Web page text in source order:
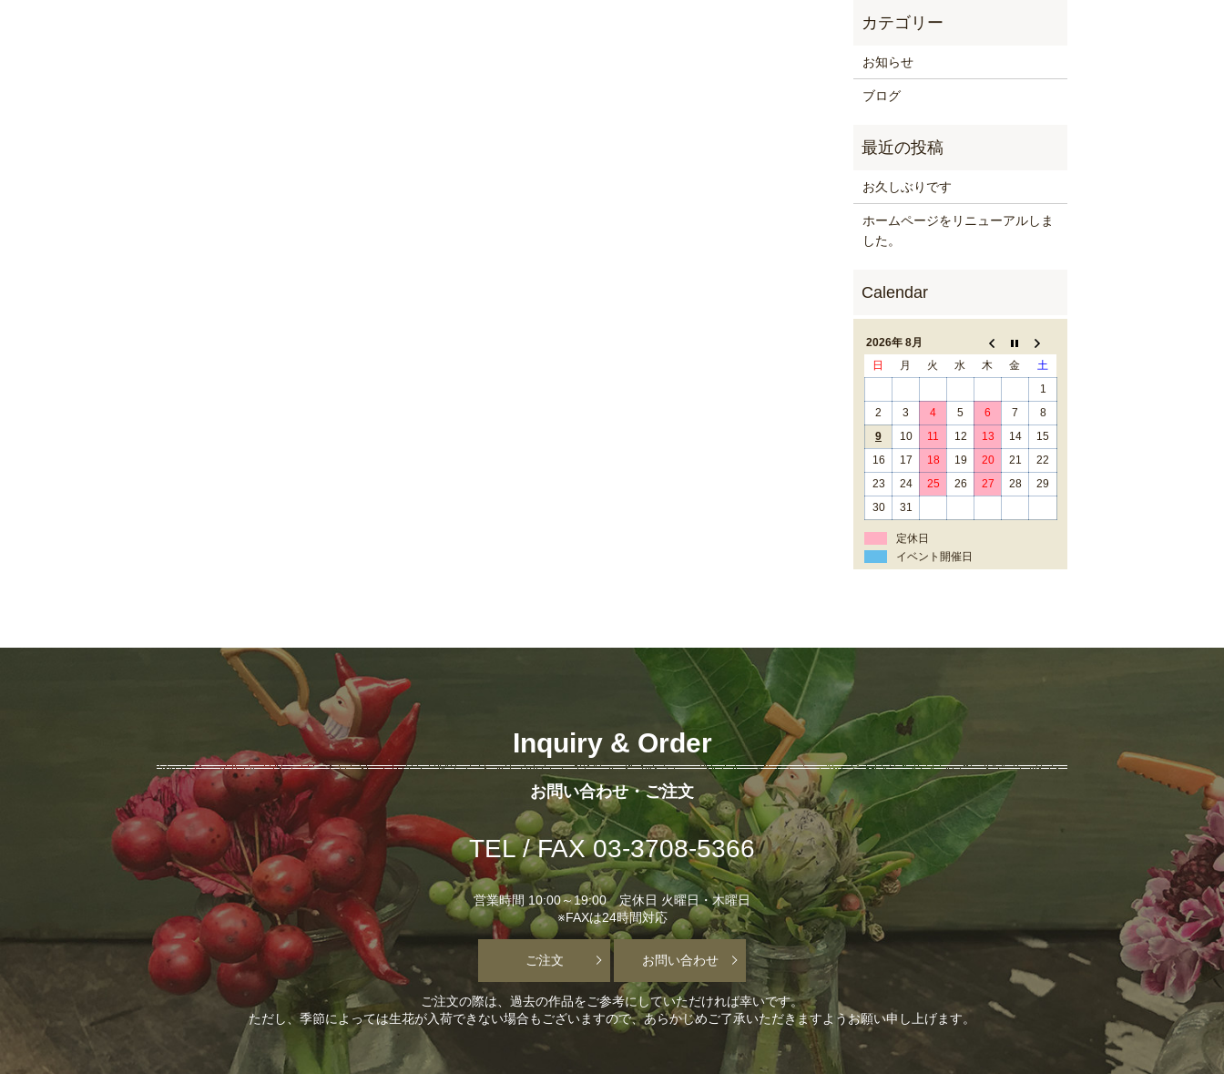
お知らせ
ブログ
お久しぶりです
ホームページをリニューアルしま
した。
2026年 8月
日
月 火 水 木 金
土
1
2
3 4 5 6 7
8
9
10 11 12 13 14
15
16
17 18 19 20 21
22
23
24 25 26 27 28
29
30
31
定休日
イベント開催日
Inquiry & Order
お問い合わせ・ご注文
TEL / FAX 03-3708-5366
営業時間 10:00～19:00 定休日 火曜日・木曜日
※FAXは24時間対応
ご注文 お問い合わせ
ご注文の際は、過去の作品をご参考にしていただければ幸いです。
ただし、季節によっては生花が入荷できない場合もございますので、あらかじめご了承いただきますようお願い申し上げます。